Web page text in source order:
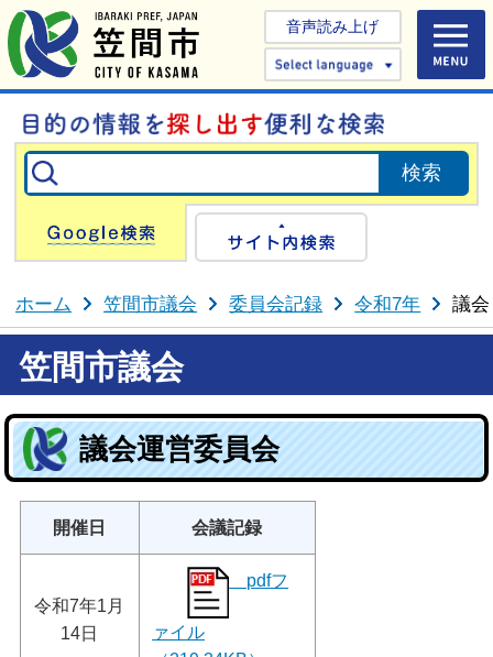
音声読み上げ
Select
Google検索
ホーム 笠間市議会 委員会記録 令和7年 議
笠間市議会
議会運営委員会
開催日 会議記録
令和7年1月
14日
pdfフ
ァイル